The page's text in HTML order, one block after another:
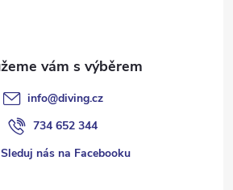
info@diving.cz
734 652 344
Sleduj nás na Facebooku